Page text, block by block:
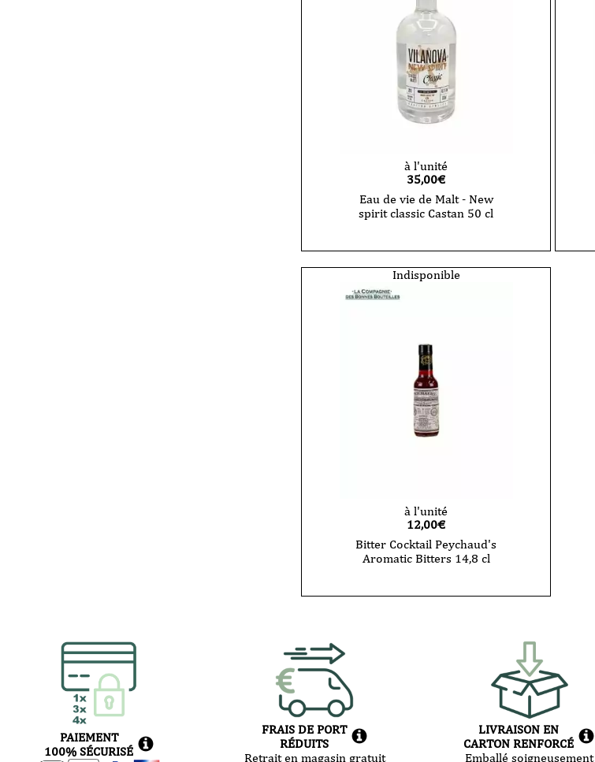
à l'unité
35,00€
Eau de vie de Malt - New
spirit classic Castan 50 cl
Indisponible
à l'unité
12,00€
Bitter Cocktail Peychaud's
Aromatic Bitters 14,8 cl
PAIEMENT
100% SÉCURISÉ
FRAIS DE PORT
RÉDUITS
Retrait en magasin gratuit
LIVRAISON EN
CARTON RENFORCÉ
Emballé soigneusement